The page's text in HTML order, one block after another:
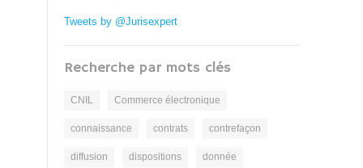
Tweets by @Jurisexpert
Recherche par mots clés
CNIL Commerce électronique
connaissance contrats contrefaçon
diffusion dispositions donnée